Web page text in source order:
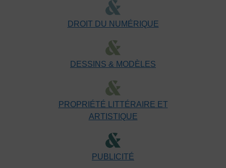
DROIT DU NUMÉRIQUE
DESSINS & MODÈLES
PROPRIÉTÉ LITTÉRAIRE ET
ARTISTIQUE
PUBLICITÉ